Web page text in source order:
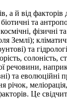
а й від факторів
та
фізичні
Землі);
та
солоність,
речовини,
та еволюційні
меліорація,
Це